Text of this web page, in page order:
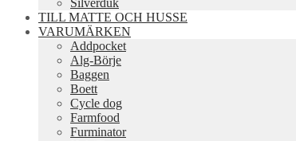
Silverduk
TILL MATTE OCH HUSSE
VARUMÄRKEN
Addpocket
Alg-Börje
Baggen
Boett
Cycle dog
Farmfood
Furminator